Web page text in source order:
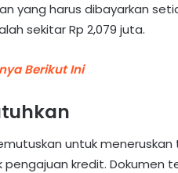
yang harus dibayarkan
sekitar Rp 2,079 juta.
Berikut Ini
untuk
kredit. Dokumen